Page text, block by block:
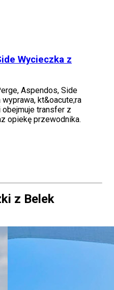
Wycieczka z
Aspendos, Side
kt&oacute;ra
transfer z
opiekę przewodnika.
z Belek